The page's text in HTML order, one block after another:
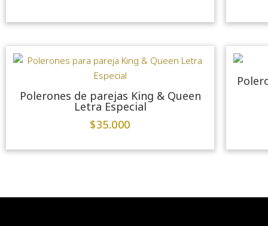
Polerones de parejas King & Queen
Letra Especial
$35.000